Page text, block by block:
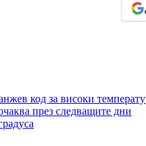
код за високи
през следващите дни